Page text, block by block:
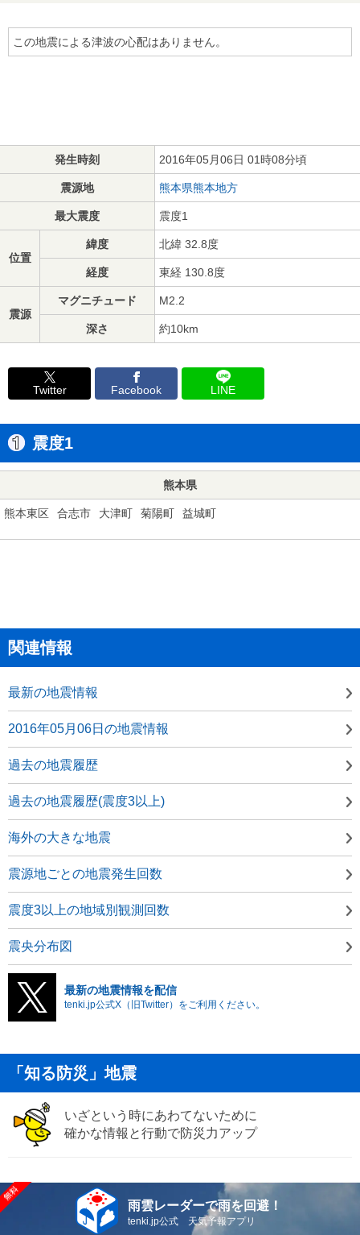
この地震による津波の心配はありません。
発生時刻 2016年05月06日 01時08分頃
震源地 熊本県熊本地方
最大震度 震度1
位置
緯度 北緯 32.8度
経度 東経 130.8度
震源
マグニチュード M2.2
深さ 約10km
Twitter Facebook LINE
震度1
熊本県
熊本東区 合志市 大津町 菊陽町 益城町
関連情報
最新の地震情報
2016年05月06日の地震情報
過去の地震履歴
過去の地震履歴(震度3以上)
海外の大きな地震
震源地ごとの地震発生回数
震度3以上の地域別観測回数
震央分布図
最新の地震情報を配信
tenki.jp公式X（旧Twitter）をご利用ください。
「知る防災」地震
いざという時にあわてないために
確かな情報と行動で防災力アップ
雨雲レーダーで雨を回避！
tenki.jp公式 天気予報アプリ